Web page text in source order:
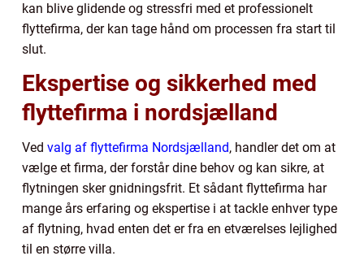
kan blive glidende og stressfri med et professionelt
flyttefirma, der kan tage hånd om processen fra start til
slut.
Ekspertise og sikkerhed med
flyttefirma i nordsjælland
Ved valg af flyttefirma Nordsjælland, handler det om at
vælge et firma, der forstår dine behov og kan sikre, at
flytningen sker gnidningsfrit. Et sådant flyttefirma har
mange års erfaring og ekspertise i at tackle enhver type
af flytning, hvad enten det er fra en etværelses lejlighed
til en større villa.